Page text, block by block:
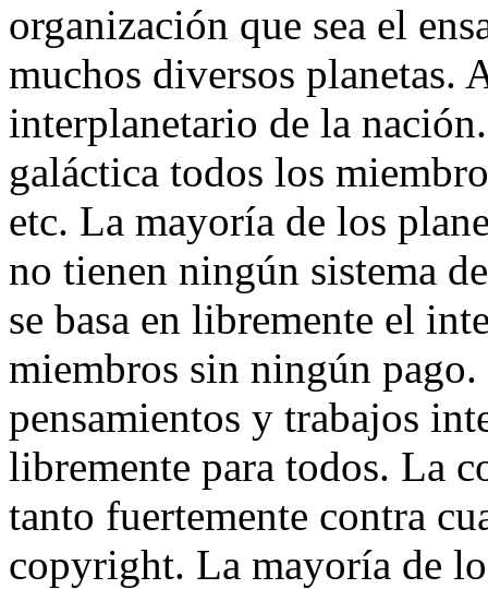
organización que sea el
muchos diversos planetas.
interplanetario de la
galáctica todos los
etc. La mayoría de los
no tienen ningún sistema
se basa en libremente el
miembros sin ningún pago.
pensamientos y trabajos
libremente para todos. La
tanto fuertemente contra
copyright. La mayoría de